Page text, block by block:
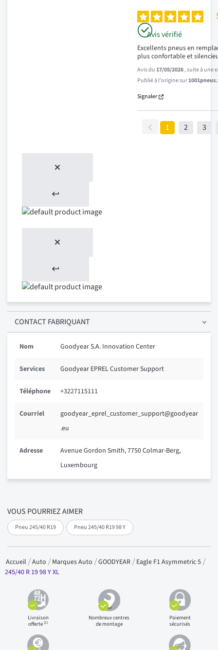
VOUS POURRIEZ AIMER
Pneu 245/40 R19 Pneu 245/40 R19 98 Y
Avis vérifié
Excellents pneus en
plus confortable et
Avis du17/05/2026, suite à une
Publié à l'origine sur
Signaler
1 2 3
CONTACT FABRIQUANT
Nom Goodyear S.A. Innovation Center
Services Goodyear EPREL Customer Support
Téléphone +3227115111
Courriel
goodyear_eprel_customer_support@goodyear
.eu
Adresse
Avenue Gordon Smith, 7750 Colmar-Berg,
Luxembourg
Accueil Auto Marques Auto GOODYEAR
Eagle F1 Asymmetric 5
245/40 R 19 98 Y XL
Livraison
offerte(1)
Nombreux centres
de montage
Paiement
sécurisés